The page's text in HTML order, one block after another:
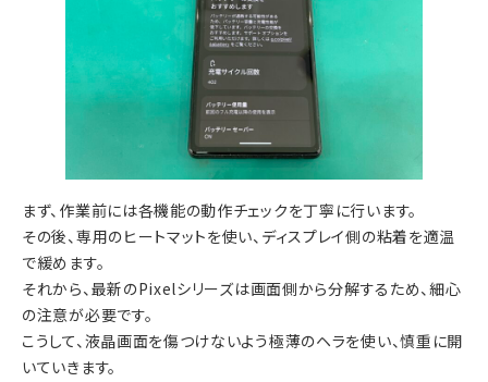
まず、作業前には各機能の動作チェックを丁寧に行います。
その後、専用のヒートマットを使い、ディスプレイ側の粘着を適温
で緩めます。
それから、最新のPixelシリーズは画面側から分解するため、細心
の注意が必要です。
こうして、液晶画面を傷つけないよう極薄のヘラを使い、慎重に開
いていきます。